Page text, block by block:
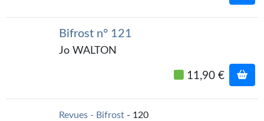
Bifrost n° 121
Jo WALTON
11,90 €
Revues - Bifrost - 120